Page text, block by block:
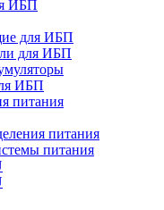
ИБП
для ИБП
для ИБП
ИБП
питания
питания
питания